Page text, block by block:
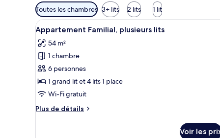
Filtres
disponibles
pour
les
chambres
Toutes les chambres 3+ lits 2 lits 1 lit
Afficher
toutes
les
photos
pour
ce
type
chambre :
Bureau, espace de travail
15
Appartement Familial, plusieurs lits
54 m²
1 chambre
6 personnes
1 grand lit et 4 lits 1 place
Wi-Fi gratuit
Plus de détails
Plus
Voir les